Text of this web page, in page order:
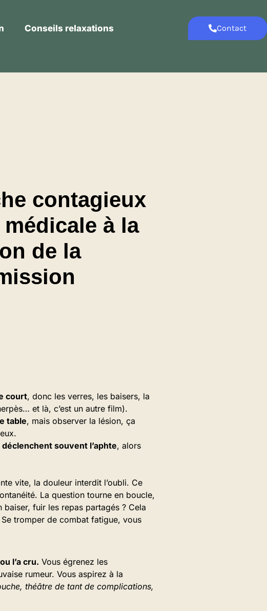
Conseils relaxations Contact
contagieux
à la
de la
court, donc les verres, les baisers, la
et là, c’est un autre film).
table, mais observer la lésion, ça
souvent l’aphte, alors
vite, la douleur interdit l’oubli. Ce
La question tourne en boucle,
fuir les repas partagés ? Cela
tromper de combat fatigue, vous
l’a cru. Vous égrenez les
rumeur. Vous aspirez à la
théâtre de tant de complications,